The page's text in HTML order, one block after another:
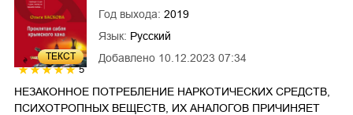
ТЕКСТ
5
Добавлено 10.12.2023 07:34
Год выхода: 2019
Язык: Русский
НЕЗАКОННОЕ ПОТРЕБЛЕНИЕ НАРКОТИЧЕСКИХ СРЕДСТВ,
ПСИХОТРОПНЫХ ВЕЩЕСТВ, ИХ АНАЛОГОВ ПРИЧИНЯЕТ